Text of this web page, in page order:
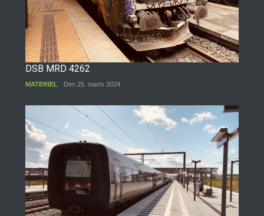
DSB MRD 4262
MATERIEL Den 25. marts 2024